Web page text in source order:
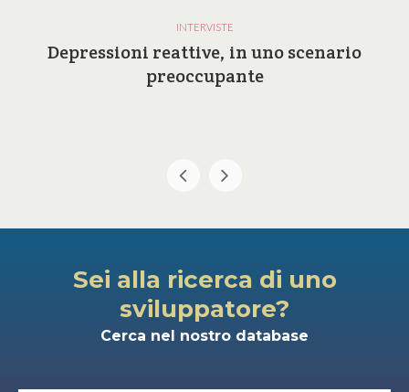
INTERVISTE
Depressioni reattive, in uno scenario
preoccupante
Sei alla ricerca di uno
sviluppatore?
Cerca nel nostro database